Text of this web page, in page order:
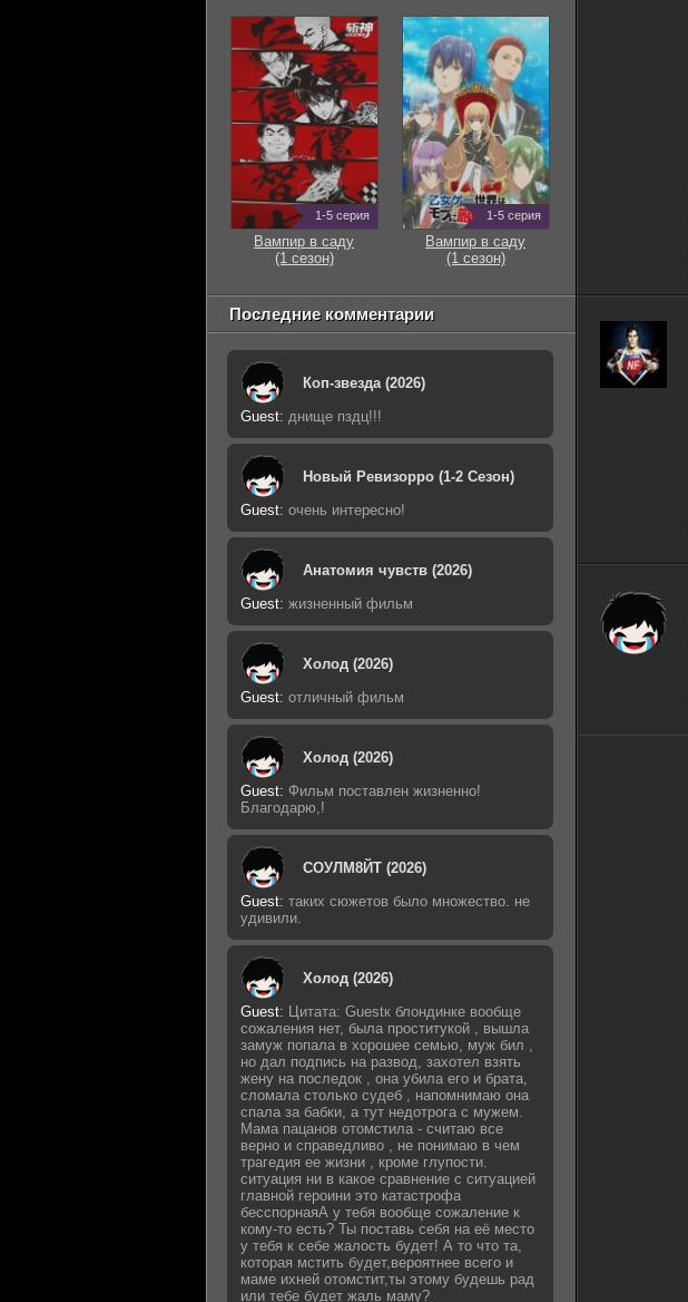
1-5 серия
Вампир в саду
(1 сезон)
1-5 серия
Вампир в саду
(1 сезон)
Последние комментарии
Коп-звезда (2026)
Guest: днище пздц!!!
Новый Ревизорро (1-2 Сезон)
Guest: очень интересно!
Анатомия чувств (2026)
Guest: жизненный фильм
Холод (2026)
Guest: отличный фильм
Холод (2026)
Guest: Фильм поставлен жизненно!
Благодарю,!
СОУЛМ8ЙТ (2026)
Guest: таких сюжетов было множество. не
удивили.
Холод (2026)
Guest: Цитата: Guestк блондинке вообще
сожаления нет, была проститукой , вышла
замуж попала в хорошее семью, муж бил ,
но дал подпись на развод, захотел взять
жену на последок , она убила его и брата,
сломала столько судеб , напомнимаю она
спала за бабки, а тут недотрога с мужем.
Мама пацанов отомстила - считаю все
верно и справедливо , не понимаю в чем
трагедия ее жизни , кроме глупости.
ситуация ни в какое сравнение с ситуацией
главной героини это катастрофа
бесспорнаяА у тебя вообще сожаление к
кому-то есть? Ты поставь себя на её место
у тебя к себе жалость будет! А то что та,
которая мстить будет,вероятнее всего и
маме ихней отомстит,ты этому будешь рад
или тебе будет жаль маму?